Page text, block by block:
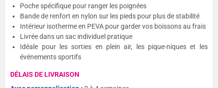
Poche spécifique pour ranger les poignées
Bande de renfort en nylon sur les pieds pour plus de stabilité
Intérieur isotherme en PEVA pour garder vos boissons au frais
Livrée dans un sac individuel pratique
Idéale pour les sorties en plein air, les pique-niques et les
événements sportifs
DÉLAIS DE LIVRAISON